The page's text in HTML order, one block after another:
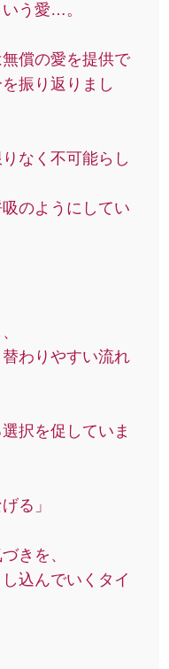
う愛…。
償の愛を提供で
振り返りまし
なく不可能らし
のようにしてい
わりやすい流れ
択を促していま
る」
きを、
込んでいくタイ